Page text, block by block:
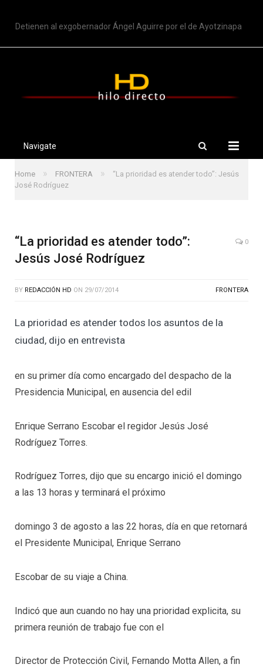
Detienen al exgobernador Ángel Aguirre por el de Ayotzinapa
Navigate
Home » FRONTERA »
“La prioridad es atender todo”: Jesús
José Rodríguez
“La prioridad es atender todo”:
Jesús José Rodríguez
0
BY REDACCIÓN HD ON 29/07/2014 FRONTERA
La prioridad es atender todos los asuntos de la
ciudad, dijo en entrevista
en su primer día como encargado del despacho de la
Presidencia Municipal, en ausencia del edil
Enrique Serrano Escobar el regidor Jesús José
Rodríguez Torres.
Rodríguez Torres, dijo que su encargo inició el domingo
a las 13 horas y terminará el próximo
domingo 3 de agosto a las 22 horas, día en que retornará
el Presidente Municipal, Enrique Serrano
Escobar de su viaje a China.
Indicó que aun cuando no hay una prioridad explicita, su
primera reunión de trabajo fue con el
Director de Protección Civil, Fernando Motta Allen, a fin